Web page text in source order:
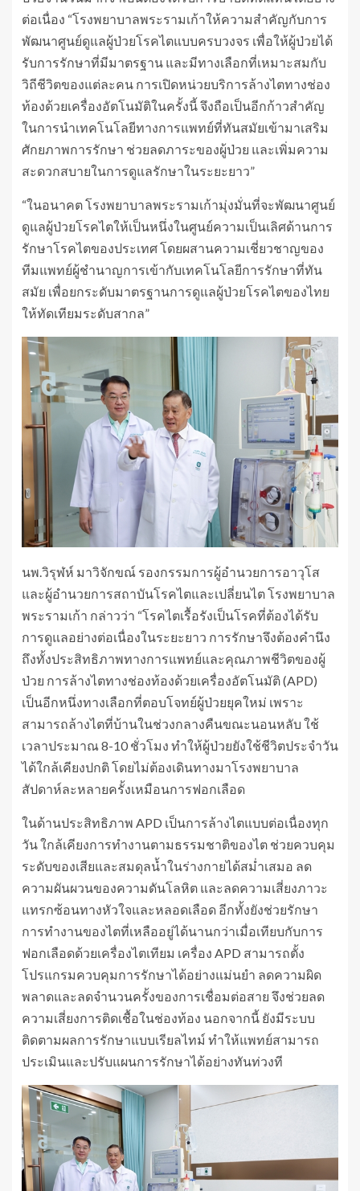
ต่อเนื่อง “โรงพยาบาลพระรามเก้าให้ความสำคัญกับการ
พัฒนาศูนย์ดูแลผู้ป่วยโรคไตแบบครบวงจร เพื่อให้ผู้ป่วยได้
รับการรักษาที่มีมาตรฐาน และมีทางเลือกที่เหมาะสมกับ
วิถีชีวิตของแต่ละคน การเปิดหน่วยบริการล้างไตทางช่อง
ท้องด้วยเครื่องอัตโนมัติในครั้งนี้ จึงถือเป็นอีกก้าวสำคัญ
ในการนำเทคโนโลยีทางการแพทย์ที่ทันสมัยเข้ามาเสริม
ศักยภาพการรักษา ช่วยลดภาระของผู้ป่วย และเพิ่มความ
สะดวกสบายในการดูแลรักษาในระยะยาว”
“ในอนาคต โรงพยาบาลพระรามเก้ามุ่งมั่นที่จะพัฒนาศูนย์
ดูแลผู้ป่วยโรคไตให้เป็นหนึ่งในศูนย์ความเป็นเลิศด้านการ
รักษาโรคไตของประเทศ โดยผสานความเชี่ยวชาญของ
ทีมแพทย์ผู้ชำนาญการเข้ากับเทคโนโลยีการรักษาที่ทัน
สมัย เพื่อยกระดับมาตรฐานการดูแลผู้ป่วยโรคไตของไทย
ให้ทัดเทียมระดับสากล”
นพ.วิรุฬห์ มาวิจักขณ์ รองกรรมการผู้อำนวยการอาวุโส
และผู้อำนวยการสถาบันโรคไตและเปลี่ยนไต โรงพยาบาล
พระรามเก้า กล่าวว่า “โรคไตเรื้อรังเป็นโรคที่ต้องได้รับ
การดูแลอย่างต่อเนื่องในระยะยาว การรักษาจึงต้องคำนึง
ถึงทั้งประสิทธิภาพทางการแพทย์และคุณภาพชีวิตของผู้
ป่วย การล้างไตทางช่องท้องด้วยเครื่องอัตโนมัติ (APD)
เป็นอีกหนึ่งทางเลือกที่ตอบโจทย์ผู้ป่วยยุคใหม่ เพราะ
สามารถล้างไตที่บ้านในช่วงกลางคืนขณะนอนหลับ ใช้
เวลาประมาณ 8-10 ชั่วโมง ทำให้ผู้ป่วยยังใช้ชีวิตประจำวัน
ได้ใกล้เคียงปกติ โดยไม่ต้องเดินทางมาโรงพยาบาล
สัปดาห์ละหลายครั้งเหมือนการฟอกเลือด
ในด้านประสิทธิภาพ APD เป็นการล้างไตแบบต่อเนื่องทุก
วัน ใกล้เคียงการทำงานตามธรรมชาติของไต ช่วยควบคุม
ระดับของเสียและสมดุลน้ำในร่างกายได้สม่ำเสมอ ลด
ความผันผวนของความดันโลหิต และลดความเสี่ยงภาวะ
แทรกซ้อนทางหัวใจและหลอดเลือด อีกทั้งยังช่วยรักษา
การทำงานของไตที่เหลืออยู่ได้นานกว่าเมื่อเทียบกับการ
ฟอกเลือดด้วยเครื่องไตเทียม เครื่อง APD สามารถตั้ง
โปรแกรมควบคุมการรักษาได้อย่างแม่นยำ ลดความผิด
พลาดและลดจำนวนครั้งของการเชื่อมต่อสาย จึงช่วยลด
ความเสี่ยงการติดเชื้อในช่องท้อง นอกจากนี้ ยังมีระบบ
ติดตามผลการรักษาแบบเรียลไทม์ ทำให้แพทย์สามารถ
ประเมินและปรับแผนการรักษาได้อย่างทันท่วงที